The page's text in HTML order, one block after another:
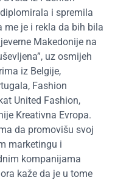
i spremila
je i rekla da bih bila
Makedonije na
uz osmijeh
iz Belgije,
Fashion
United Fashion,
Kreativna Evropa.
da promovišu svoj
marketingu i
kompanijama
kaže da je u tome